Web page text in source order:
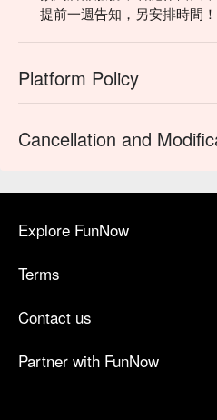
提前一週告知，另安排時間！
Platform Policy
Cancellation and
Explore FunNow
Terms
Contact us
Partner with FunNow